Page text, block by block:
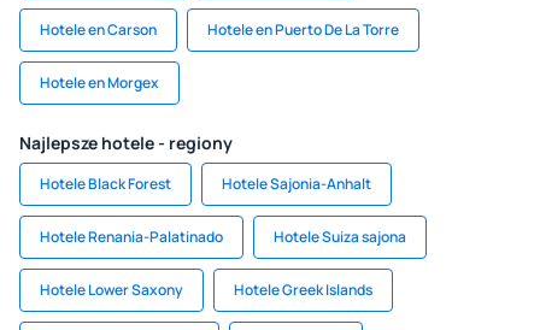
Hotele en Carson Hotele en Puerto De La Torre
Hotele en Morgex
Najlepsze hotele - regiony
Hotele Black Forest Hotele Sajonia-Anhalt
Hotele Renania-Palatinado Hotele Suiza sajona
Hotele Lower Saxony Hotele Greek Islands